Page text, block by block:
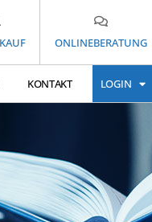
ONLINEBERATUNG
KONTAKT LOGIN